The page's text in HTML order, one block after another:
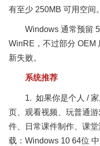
有至少 250MB 可用空间。
Windows 通常预留
WinRE，不过部分 OEM
新失败。
系统推荐
1. 如果你是个人 / 家
页、观看视频、玩普通
件、日常课件制作、课
载：Windows 10 64位